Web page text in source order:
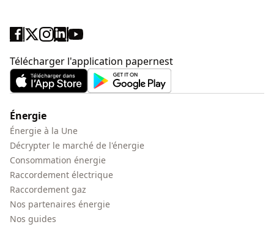
Télécharger l'application papernest
Énergie
Énergie à la Une
Décrypter le marché de l'énergie
Consommation énergie
Raccordement électrique
Raccordement gaz
Nos partenaires énergie
Nos guides